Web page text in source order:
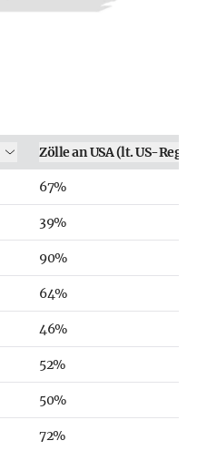
Zölle an USA (lt. US-
67%
39%
90%
64%
46%
52%
50%
72%